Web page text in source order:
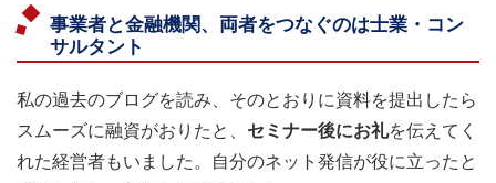
事業者と金融機関、両者をつなぐのは士業・コン
サルタント
私の過去のブログを読み、そのとおりに資料を提出したら
スムーズに融資がおりたと、 セミナー後にお礼を伝えてく
れた経営者もいました。自分のネット発信が役に立ったと